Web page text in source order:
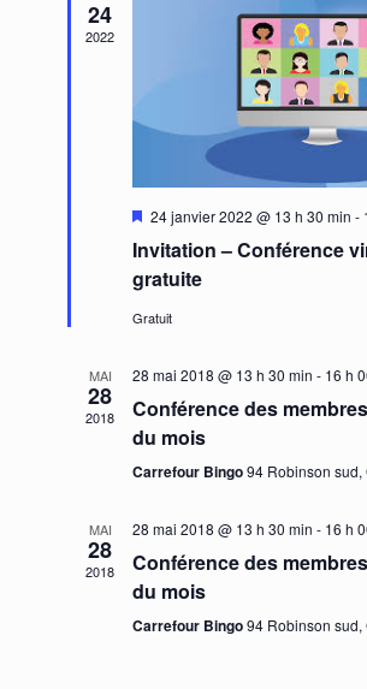
24
2022
Mis
avant
24 janvier 2022 @ 13 h 30 min -
Invitation – Conférence
gratuite
Gratuit
MAI
28
2018
28 mai 2018 @ 13 h 30 min - 16 h
Conférence des
du mois
Carrefour Bingo94 Robinson sud,
MAI
28
2018
28 mai 2018 @ 13 h 30 min - 16 h
Conférence des
du mois
Carrefour Bingo94 Robinson sud,